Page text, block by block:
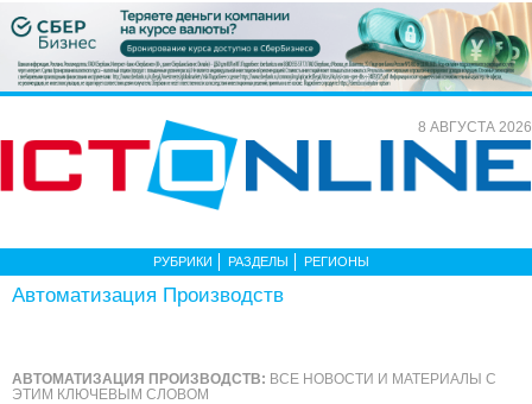
8 АВГУСТА 2026
РУБРИКИ РАЗДЕЛЫ РЕГИОНЫ
Автоматизация Производств
АВТОМАТИЗАЦИЯ ПРОИЗВОДСТВ: ВСЕ НОВОСТИ И МАТЕРИАЛЫ С
ЭТИМ КЛЮЧЕВЫМ СЛОВОМ